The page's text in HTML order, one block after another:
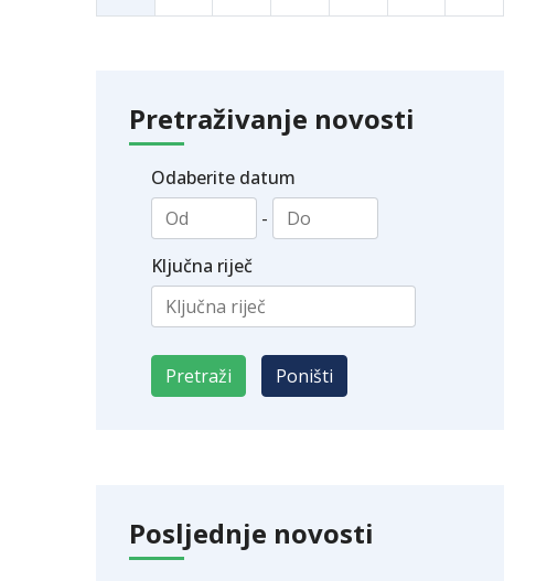
Pretraživanje novosti
Odaberite datum
-
Ključna riječ
Posljednje novosti